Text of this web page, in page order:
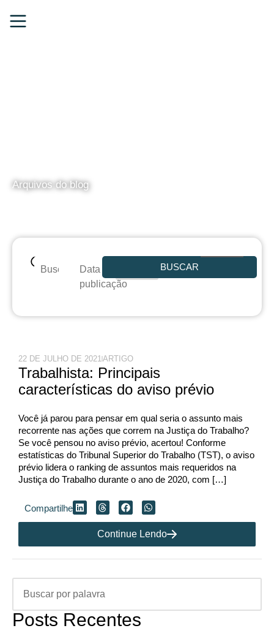
Arquivos do blog
Data de
publicação
BUSCAR
22 DE JULHO DE 2021ARTIGO
Trabalhista: Principais
características do aviso prévio
Você já parou para pensar em qual seria o assunto mais
recorrente nas ações que correm na Justiça do Trabalho?
Se você pensou no aviso prévio, acertou! Conforme
estatísticas do Tribunal Superior do Trabalho (TST), o aviso
prévio lidera o ranking de assuntos mais requeridos na
Justiça do Trabalho durante o ano de 2020, com […]
Compartilhe
Continue Lendo
Posts Recentes